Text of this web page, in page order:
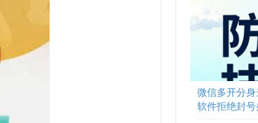
微信多开分
软件拒绝封